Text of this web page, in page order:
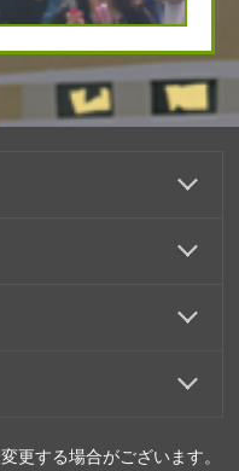
更する場合がございます。